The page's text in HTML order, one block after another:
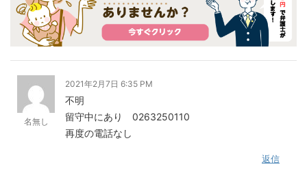
名無し
2021年2月7日 6:35 PM
不明
留守中にあり 0263250110
再度の電話なし
返信